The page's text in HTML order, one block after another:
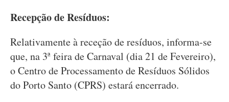
Recepção de Resíduos:
Relativamente à receção de resíduos, informa-se
que, na 3ª feira de Carnaval (dia 21 de Fevereiro),
o Centro de Processamento de Resíduos Sólidos
do Porto Santo (CPRS) estará encerrado.